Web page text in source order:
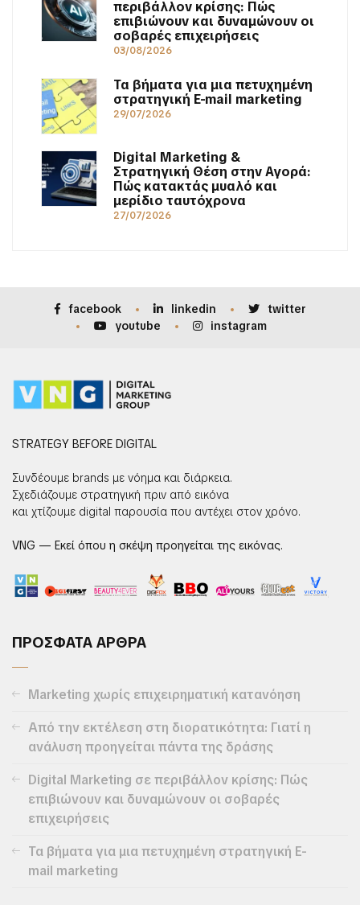
περιβάλλον κρίσης: Πώς
επιβιώνουν και δυναμώνουν οι
σοβαρές επιχειρήσεις
03/08/2026
Τα βήματα για μια πετυχημένη
στρατηγική E-mail marketing
29/07/2026
Digital Marketing &
Στρατηγική Θέση στην Αγορά:
Πώς κατακτάς μυαλό και
μερίδιο ταυτόχρονα
27/07/2026
facebook linkedin
twitter
youtube
instagram
STRATEGY BEFORE DIGITAL
Συνδέουμε brands με νόημα και διάρκεια.
Σχεδιάζουμε στρατηγική πριν από εικόνα
και χτίζουμε digital παρουσία που αντέχει στον χρόνο.
VNG — Εκεί όπου η σκέψη προηγείται της εικόνας.
ΠΡΟΣΦΑΤΑ ΑΡΘΡΑ
Marketing χωρίς επιχειρηματική κατανόηση
Από την εκτέλεση στη διορατικότητα: Γιατί η
ανάλυση προηγείται πάντα της δράσης
Digital Marketing σε περιβάλλον κρίσης: Πώς
επιβιώνουν και δυναμώνουν οι σοβαρές
επιχειρήσεις
Τα βήματα για μια πετυχημένη στρατηγική E-
mail marketing